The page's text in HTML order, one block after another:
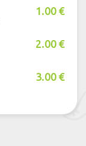
1.00 €
2.00 €
3.00 €